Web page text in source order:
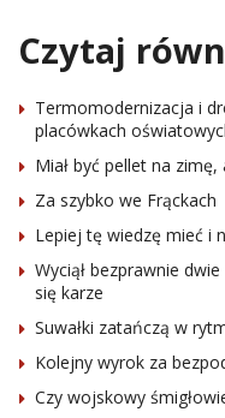
Czytaj
Termomodernizacja i
placówkach
Miał być pellet na
Za szybko we Frąckach
Lepiej tę wiedzę mieć i
Wyciął bezprawnie
się karze
Suwałki zatańczą w
Kolejny wyrok za
Czy wojskowy